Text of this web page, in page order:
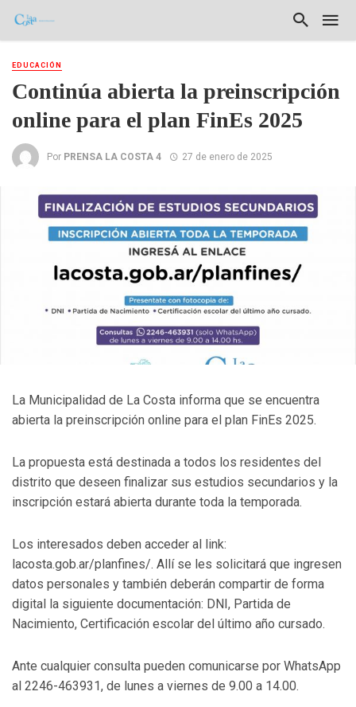
EDUCACIÓN
Continúa abierta la preinscripción
online para el plan FinEs 2025
Por PRENSA LA COSTA 4 27 de enero de 2025
La Municipalidad de La Costa informa que se encuentra
abierta la preinscripción online para el plan FinEs 2025.
La propuesta está destinada a todos los residentes del
distrito que deseen finalizar sus estudios secundarios y la
inscripción estará abierta durante toda la temporada.
Los interesados deben acceder al link:
lacosta.gob.ar/planfines/. Allí se les solicitará que ingresen
datos personales y también deberán compartir de forma
digital la siguiente documentación: DNI, Partida de
Nacimiento, Certificación escolar del último año cursado.
Ante cualquier consulta pueden comunicarse por WhatsApp
al 2246-463931, de lunes a viernes de 9.00 a 14.00.